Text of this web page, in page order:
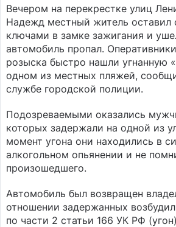
Вечером на перекрестке улиц
Надежд местный житель
ключами в замке зажигания и
автомобиль пропал.
розыска быстро нашли угнанную
одном из местных пляжей,
службе городской полиции.
Подозреваемыми оказались
которых задержали на одной из
момент угона они находились в
алкогольном опьянении и не
произошедшего.
Автомобиль был возвращен
отношении задержанных
по части 2 статьи 166 УК РФ